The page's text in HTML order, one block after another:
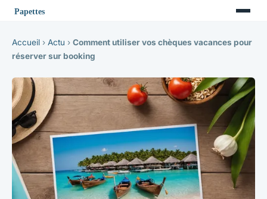
Accueil › Actu › Comment utiliser vos chèques vacances pour
réserver sur booking